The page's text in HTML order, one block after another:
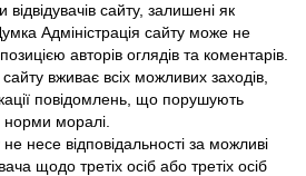
сайту, залишені як
Адміністрація сайту може не
авторів оглядів та коментарів.
вживає всіх можливих заходів,
повідомлень, що порушують
норми моралі.
несе відповідальності за можливі
щодо третіх осіб або третіх осіб